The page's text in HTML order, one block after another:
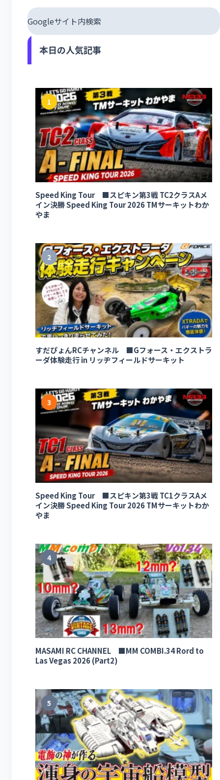
Googleサイト内検索
本日の人気記事
1
Speed King Tour ■スピキン第3戦 TC2クラスAメ
イン決勝 Speed King Tour 2026 TMサーキットわか
やま
2
すだぴょんRCチャンネル ■Gフォース・エクストラ
ーダ体験走行 in リッヂフィールドサーキット
3
Speed King Tour ■スピキン第3戦 TC1クラスAメ
イン決勝 Speed King Tour 2026 TMサーキットわか
やま
4
MASAMI RC CHANNEL ■MM COMBI.34 Rord to
Las Vegas 2026 (Part2)
5